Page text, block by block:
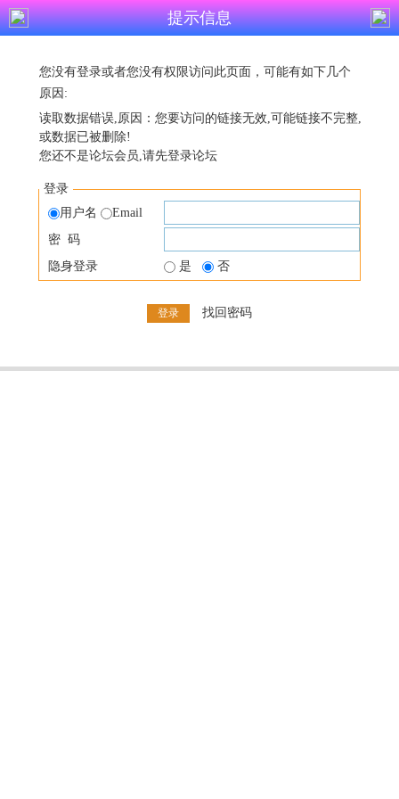
提示信息
您没有登录或者您没有权限访问此页面，可能有如下几个
原因:
读取数据错误,原因：您要访问的链接无效,可能链接不完整,
或数据已被删除!
您还不是论坛会员,请先登录论坛
登录
用户名
Email
密 码
隐身登录
是 否
找回密码